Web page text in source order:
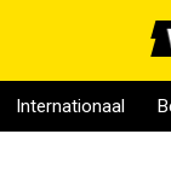
Internationaal